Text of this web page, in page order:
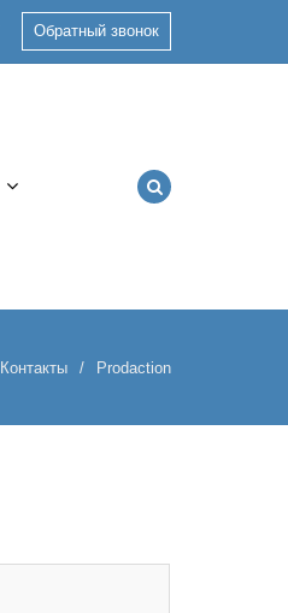
Обратный звонок
Контакты Prodaction